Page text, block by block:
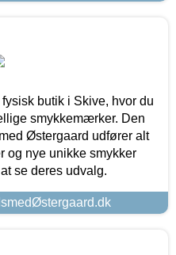
butik i Skive, hvor du
smykkemærker. Den
Østergaard udfører alt
og nye unikke smykker
se deres udvalg.